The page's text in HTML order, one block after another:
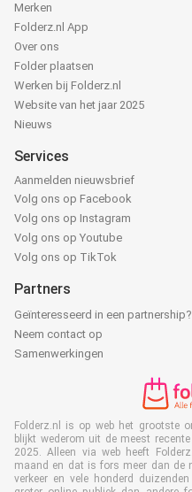
Merken
Folderz.nl App
Over ons
Folder plaatsen
Werken bij Folderz.nl
Website van het jaar 2025
Nieuws
Services
Aanmelden nieuwsbrief
Volg ons op Facebook
Volg ons op Instagram
Volg ons op Youtube
Volg ons op TikTok
Partners
Geïnteresseerd in een partnership?
Neem contact op
Samenwerkingen
Folderz.nl is op web het grootste
blijkt wederom uit de meest
2025. Alleen via web heeft
maand en dat is fors meer dan de
verkeer en vele honderd